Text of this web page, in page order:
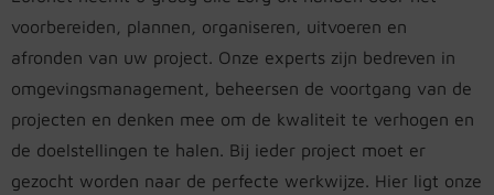
voorbereiden, plannen, organiseren, uitvoeren en
afronden van uw project. Onze experts zijn bedreven in
omgevingsmanagement, beheersen de voortgang van de
projecten en denken mee om de kwaliteit te verhogen en
de doelstellingen te halen. Bij ieder project moet er
gezocht worden naar de perfecte werkwijze. Hier ligt onze